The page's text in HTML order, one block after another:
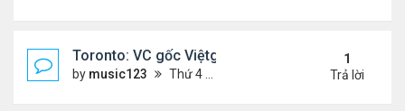
Toronto: VC gốc Việtgiết hàng xóm sau mâu
by music123 Thứ 4 Tháng 5 13, 2026 6:56 pm
1
Trả lời